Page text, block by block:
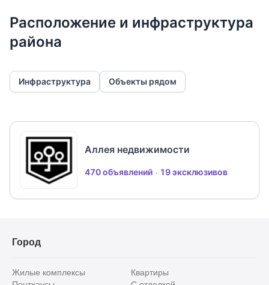
Расположение и инфраструктура
района
Инфраструктура Объекты рядом
Аллея недвижимости
470 объявлений 19 эксклюзивов
Город
Жилые комплексы
Квартиры